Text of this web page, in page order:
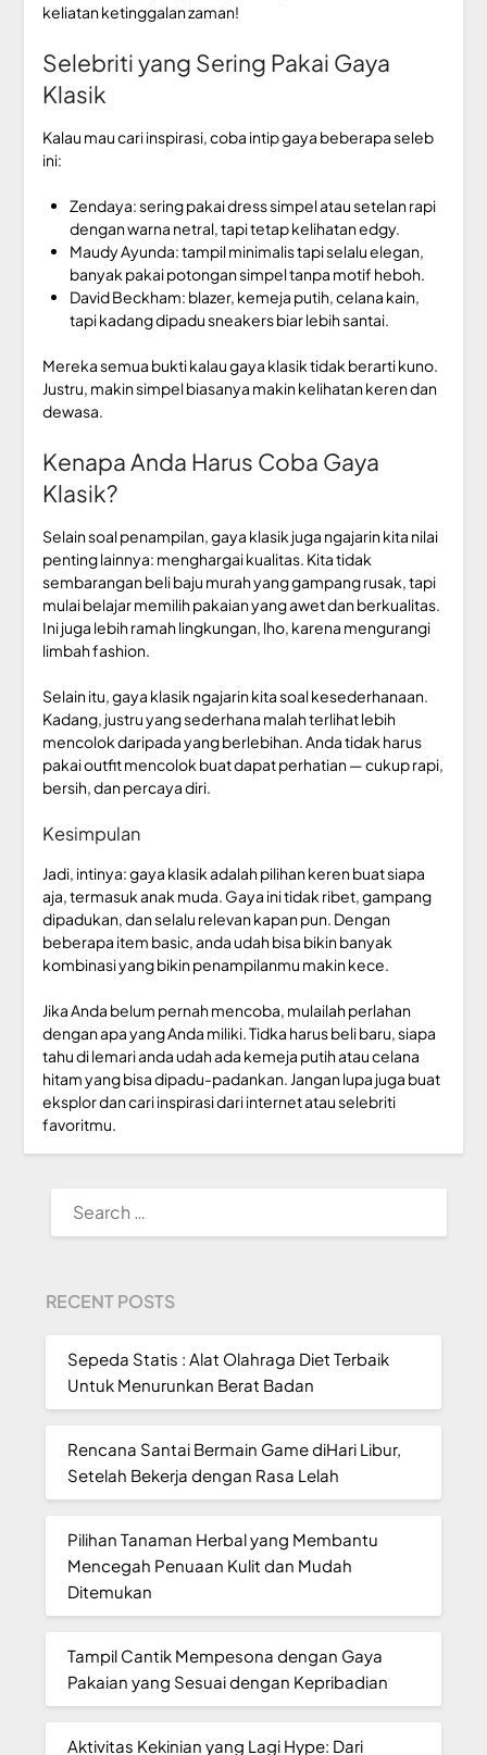
keliatan ketinggalan zaman!
Selebriti yang Sering Pakai Gaya
Klasik
Kalau mau cari inspirasi, coba intip gaya beberapa seleb
ini:
Zendaya: sering pakai dress simpel atau setelan rapi
dengan warna netral, tapi tetap kelihatan edgy.
Maudy Ayunda: tampil minimalis tapi selalu elegan,
banyak pakai potongan simpel tanpa motif heboh.
David Beckham: blazer, kemeja putih, celana kain,
tapi kadang dipadu sneakers biar lebih santai.
Mereka semua bukti kalau gaya klasik tidak berarti kuno.
Justru, makin simpel biasanya makin kelihatan keren dan
dewasa.
Kenapa Anda Harus Coba Gaya
Klasik?
Selain soal penampilan, gaya klasik juga ngajarin kita nilai
penting lainnya: menghargai kualitas. Kita tidak
sembarangan beli baju murah yang gampang rusak, tapi
mulai belajar memilih pakaian yang awet dan berkualitas.
Ini juga lebih ramah lingkungan, lho, karena mengurangi
limbah fashion.
Selain itu, gaya klasik ngajarin kita soal kesederhanaan.
Kadang, justru yang sederhana malah terlihat lebih
mencolok daripada yang berlebihan. Anda tidak harus
pakai outfit mencolok buat dapat perhatian — cukup rapi,
bersih, dan percaya diri.
Kesimpulan
Jadi, intinya: gaya klasik adalah pilihan keren buat siapa
aja, termasuk anak muda. Gaya ini tidak ribet, gampang
dipadukan, dan selalu relevan kapan pun. Dengan
beberapa item basic, anda udah bisa bikin banyak
kombinasi yang bikin penampilanmu makin kece.
Jika Anda belum pernah mencoba, mulailah perlahan
dengan apa yang Anda miliki. Tidka harus beli baru, siapa
tahu di lemari anda udah ada kemeja putih atau celana
hitam yang bisa dipadu-padankan. Jangan lupa juga buat
eksplor dan cari inspirasi dari internet atau selebriti
favoritmu.
FOR:
RECENT POSTS
Sepeda Statis : Alat Olahraga Diet Terbaik
Untuk Menurunkan Berat Badan
Rencana Santai Bermain Game diHari Libur,
Setelah Bekerja dengan Rasa Lelah
Pilihan Tanaman Herbal yang Membantu
Mencegah Penuaan Kulit dan Mudah
Ditemukan
Tampil Cantik Mempesona dengan Gaya
Pakaian yang Sesuai dengan Kepribadian
Aktivitas Kekinian yang Lagi Hype: Dari